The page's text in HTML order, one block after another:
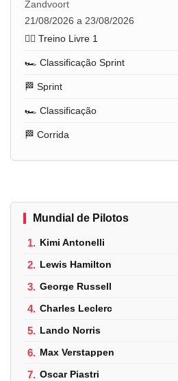
Zandvoort
21/08/2026 a 23/08/2026
🏋️‍♂️ Treino Livre 1
🏎️ Classificação Sprint
🏁 Sprint
🏎️ Classificação
🏁 Corrida
Mundial de Pilotos
1. Kimi Antonelli
2. Lewis Hamilton
3. George Russell
4. Charles Leclerc
5. Lando Norris
6. Max Verstappen
7. Oscar Piastri